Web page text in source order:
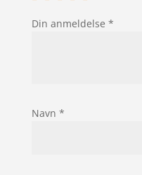
Din anmeldelse *
Navn *